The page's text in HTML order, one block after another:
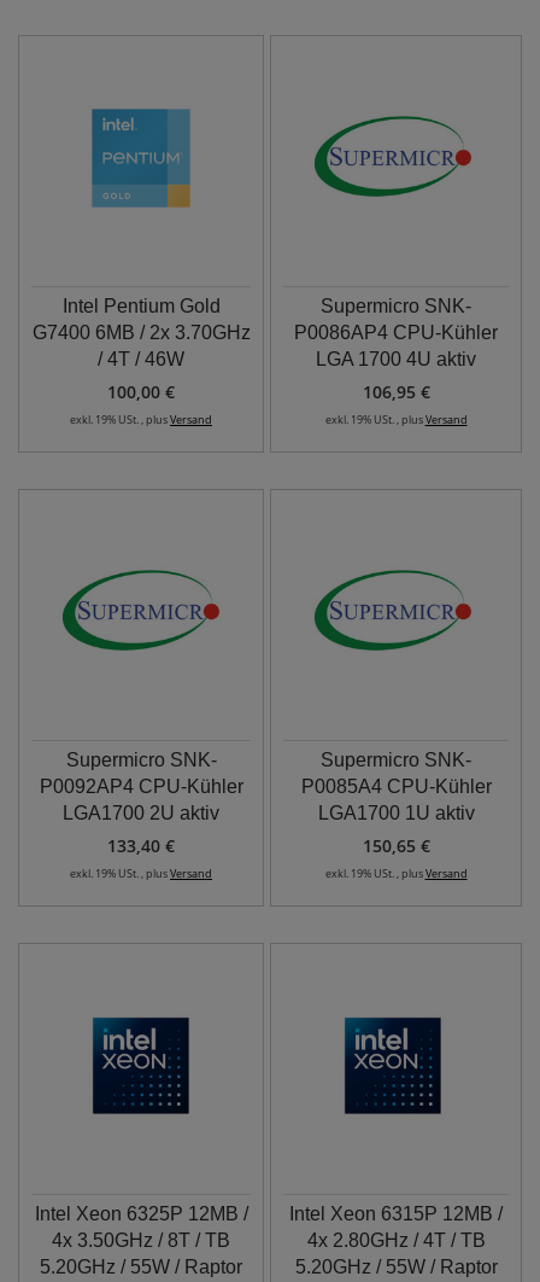
Intel Pentium Gold
G7400 6MB / 2x 3.70GHz
/ 4T / 46W
100,00 €
exkl. 19% USt. , plusVersand
Supermicro SNK-
P0086AP4 CPU-Kühler
LGA 1700 4U aktiv
106,95 €
exkl. 19% USt. , plusVersand
Supermicro SNK-
P0092AP4 CPU-Kühler
LGA1700 2U aktiv
133,40 €
exkl. 19% USt. , plusVersand
Supermicro SNK-
P0085A4 CPU-Kühler
LGA1700 1U aktiv
150,65 €
exkl. 19% USt. , plusVersand
Intel Xeon 6325P 12MB /
4x 3.50GHz / 8T / TB
5.20GHz / 55W / Raptor
Intel Xeon 6315P 12MB /
4x 2.80GHz / 4T / TB
5.20GHz / 55W / Raptor